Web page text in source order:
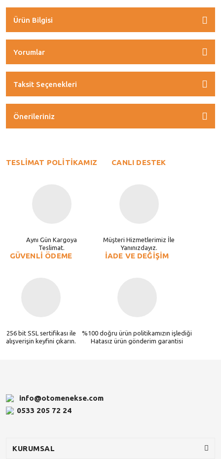
Ürün Bilgisi
Yorumlar
Taksit Seçenekleri
Önerileriniz
TESLİMAT POLİTİKAMIZ
Aynı Gün Kargoya
Teslimat.
CANLI DESTEK
Müşteri Hizmetlerimiz İle
Yanınızdayız.
GÜVENLİ ÖDEME
256 bit SSL sertifikası ile
alışverişin keyfini çıkarın.
İADE VE DEĞİŞİM
%100 doğru ürün politikamızın işlediği
Hatasız ürün gönderim garantisi
info@otomenekse.com
0533 205 72 24
KURUMSAL